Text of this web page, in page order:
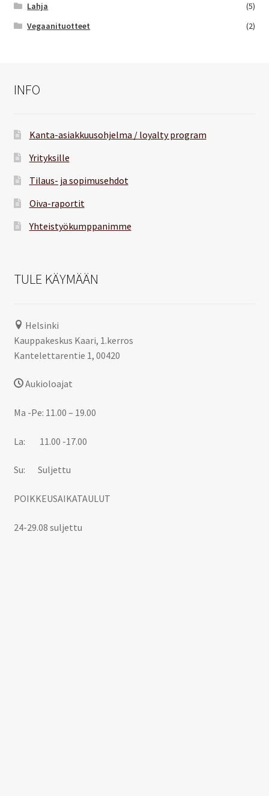
Lahja
(5)
Vegaanituotteet
(2)
INFO
Kanta-asiakkuusohjelma / loyalty program
Yrityksille
Tilaus- ja sopimusehdot
Oiva-raportit
Yhteistyökumppanimme
TULE KÄYMÄÄN
Helsinki
Kauppakeskus Kaari, 1.kerros
Kantelettarentie 1, 00420
Aukioloajat
Ma -Pe: 11.00 – 19.00
La: 11.00 -17.00
Su: Suljettu
POIKKEUSAIKATAULUT
24-29.08 suljettu